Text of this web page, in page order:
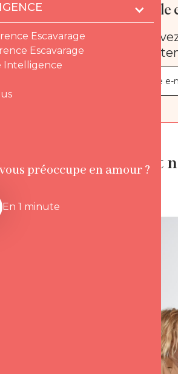
Escavarage
Escavarage
Intelligence
préoccupe en amour ?
En 1 minute
Quelle
Qui sont